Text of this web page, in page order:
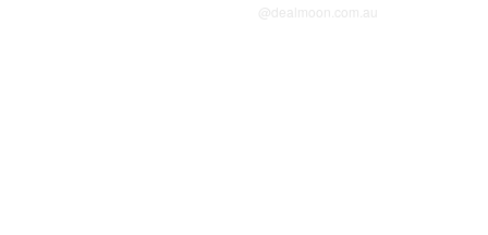
@dealmoon.com.au